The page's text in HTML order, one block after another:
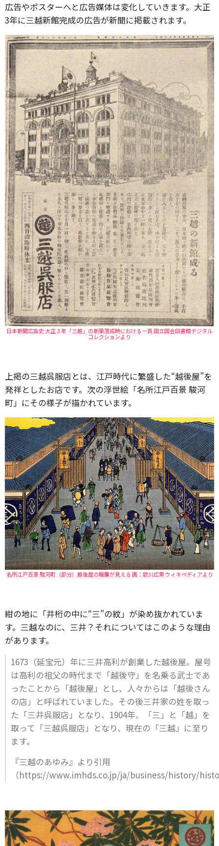
広告やポスターへと広告媒体は変化していきます。大正
3年に三越新館完成の広告が新聞に掲載されます。
日本新聞広告史 大正３年「三越」の新築落成時における一頁 国立国会図書館デジタル
コレクションより
上掲の三越呉服店とは、江戸時代に繁盛した“越後屋”を
発祥としたお店です。次の浮世絵「名所江戸百景 駿河
町」にその様子が描かれています。
名所江戸百景 駿河町（部分）越後屋の暖簾が見える 画：歌川広重 ウィキペディアより
紺の地に「井桁の中に“三”の紋」が染め抜かれていま
す。三越なのに、三井？それについてはこのような理由
があります。
1673（延宝元）年に三井高利が創業した越後屋。屋号
は高利の祖父の時代まで「越後守」を名乗る武士であ
ったことから「越後屋」とし、人々からは「越後さん
の店」と呼ばれていました。その後三井家の姓を取っ
た「三井呉服店」となり、1904年、「三」と「越」を
取って「三越呉服店」となり、現在の「三越」に至り
ます。
『三越のあゆみ』より引用
（https://www.imhds.co.jp/ja/business/history/